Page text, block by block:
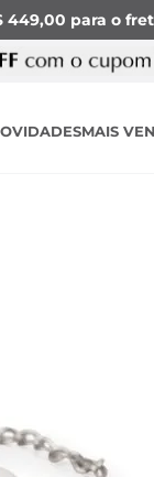
449,00 para o
MAIS